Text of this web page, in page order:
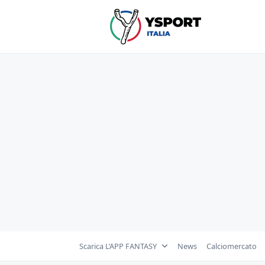
Scarica L’APP FANTASY News Calciomercato